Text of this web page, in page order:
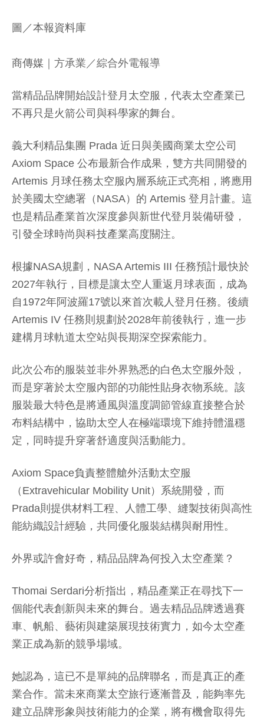
圖／本報資料庫
商傳媒 ｜方承業／綜合外電報導
當精品品牌開始設計登月太空服，代表太空產業已
不再只是火箭公司與科學家的舞台。
義大利精品集團 Prada 近日與美國商業太空公司
Axiom Space 公布最新合作成果，雙方共同開發的
Artemis 月球任務太空服內層系統正式亮相，將應用
於美國太空總署（NASA）的 Artemis 登月計畫。這
也是精品產業首次深度參與新世代登月裝備研發，
引發全球時尚與科技產業高度關注。
根據NASA規劃，NASA Artemis III 任務預計最快於
2027年執行，目標是讓太空人重返月球表面，成為
自1972年阿波羅17號以來首次載人登月任務。後續
Artemis IV 任務則規劃於2028年前後執行，進一步
建構月球軌道太空站與長期深空探索能力。
此次公布的服裝並非外界熟悉的白色太空服外殼，
而是穿著於太空服內部的功能性貼身衣物系統。該
服裝最大特色是將通風與溫度調節管線直接整合於
布料結構中，協助太空人在極端環境下維持體溫穩
定，同時提升穿著舒適度與活動能力。
Axiom Space負責整體艙外活動太空服
（Extravehicular Mobility Unit）系統開發，而
Prada則提供材料工程、人體工學、縫製技術與高性
能紡織設計經驗，共同優化服裝結構與耐用性。
外界或許會好奇，精品品牌為何投入太空產業？
Thomai Serdari分析指出，精品產業正在尋找下一
個能代表創新與未來的舞台。過去精品品牌透過賽
車、帆船、藝術與建築展現技術實力，如今太空產
業正成為新的競爭場域。
她認為，這已不是單純的品牌聯名，而是真正的產
業合作。當未來商業太空旅行逐漸普及，能夠率先
建立品牌形象與技術能力的企業，將有機會取得先